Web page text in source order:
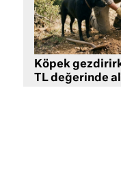
Köpek
TL değerinde